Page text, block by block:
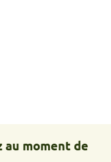
au moment de